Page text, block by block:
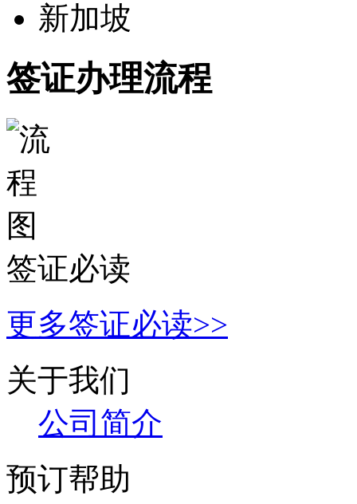
新加坡
签证办理流程
签证必读
更多签证必读>>
关于我们
公司简介
预订帮助